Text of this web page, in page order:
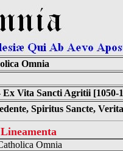
Omnia
Vita Sancti Agritii [1050-
Spiritus Sancte,
Omnia